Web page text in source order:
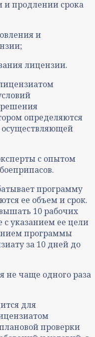
и продлении срока
и
лицензии.
решения
определяются
осуществляющей
с опытом
программу
ее объем и срок.
10 рабочих
указанием ее цели
программы
за 10 дней до
не чаще одного раза
для
проверки